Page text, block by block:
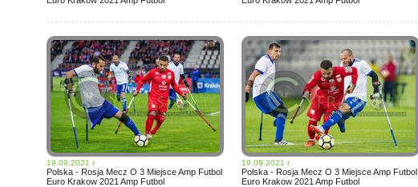
19.09.2021 r
Polska - Rosja Mecz O 3 Miejsce Amp Futbol
Euro Krakow 2021 Amp Futbol
19.09.2021 r
Polska - Rosja Mecz O 3 Miejsce Amp Futbol
Euro Krakow 2021 Amp Futbol